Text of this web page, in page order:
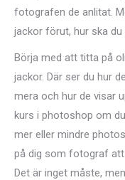
fotografen de anlitat.
jackor förut, hur ska du
Börja med att titta på
jackor. Där ser du hur
mera och hur de visar
kurs i photoshop om
mer eller mindre
på dig som fotograf att
Det är inget måste,